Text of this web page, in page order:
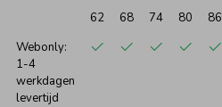
62 68 74 80 86
Webonly:
1-4
werkdagen
levertijd